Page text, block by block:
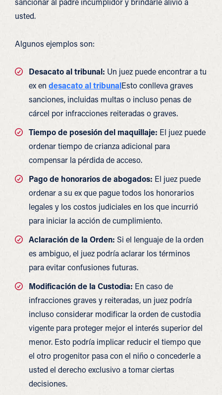
usted.
Algunos ejemplos son:
Desacato al tribunal: Un juez puede encontrar a tu
ex en desacato al tribunalEsto conlleva graves
sanciones, incluidas multas o incluso penas de
cárcel por infracciones reiteradas o graves.
Tiempo de posesión del maquillaje: El juez puede
ordenar tiempo de crianza adicional para
compensar la pérdida de acceso.
Pago de honorarios de abogados: El juez puede
ordenar a su ex que pague todos los honorarios
legales y los costos judiciales en los que incurrió
para iniciar la acción de cumplimiento.
Aclaración de la Orden: Si el lenguaje de la orden
es ambiguo, el juez podría aclarar los términos
para evitar confusiones futuras.
Modificación de la Custodia: En caso de
infracciones graves y reiteradas, un juez podría
incluso considerar modificar la orden de custodia
vigente para proteger mejor el interés superior del
menor. Esto podría implicar reducir el tiempo que
el otro progenitor pasa con el niño o concederle a
usted el derecho exclusivo a tomar ciertas
decisiones.